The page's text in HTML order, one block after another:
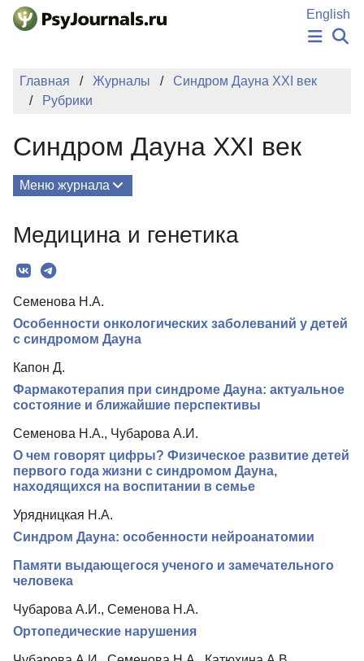
Перейти к основному содержанию
English
НОВОСТИ
БАЗА ЗНАНИЙ
КЛЮЧЕВЫЕ СЛОВА
Регистрация
Главная Журналы
Синдром Дауна XXI век
Рубрики
Синдром Дауна XXI век
Меню журнала
О Журнале
Редколлегия
Для авторов
Рубрики
Подписка
Контакты
Медицина и генетика
Семенова Н.А.
Особенности онкологических заболеваний у детей
с синдромом Дауна
Капон Д.
Фармакотерапия при синдроме Дауна: актуальное
состояние и ближайшие перспективы
Семенова Н.А., Чубарова А.И.
О чем говорят цифры? Физическое развитие детей
первого года жизни с синдромом Дауна,
находящихся на воспитании в семье
Урядницкая Н.А.
Синдром Дауна: особенности нейроанатомии
Памяти выдающегося ученого и замечательного
человека
Чубарова А.И., Семенова Н.А.
Ортопедические нарушения